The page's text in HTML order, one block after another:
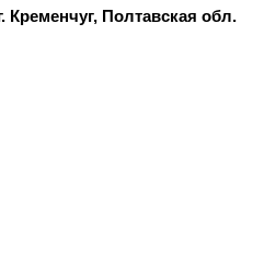
Полтавская обл.